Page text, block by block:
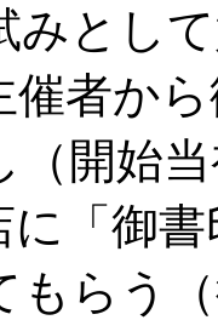
みとし
催者か
（開始
に「御
もらう